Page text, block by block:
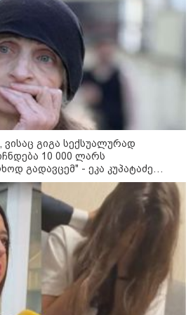
12:20 / 04-08-2026
"როცა კანონიკიდან
გამომდინარე, მართებულად
მიგვაჩნია, რომ ადამიანის
გასვენება ტაძრიდან არ მოხდეს,
ეს მგლოვიარეს ისეთი
სიყვარულითა უნდა ავუხსნათ,
რომ შფოთვა არ დაიბადოს" -
დედა სიდონია
სიახლე
გიგა სექსუალურად
10 000 ლარს
გადავცემ" - ეკა კუპატაძე